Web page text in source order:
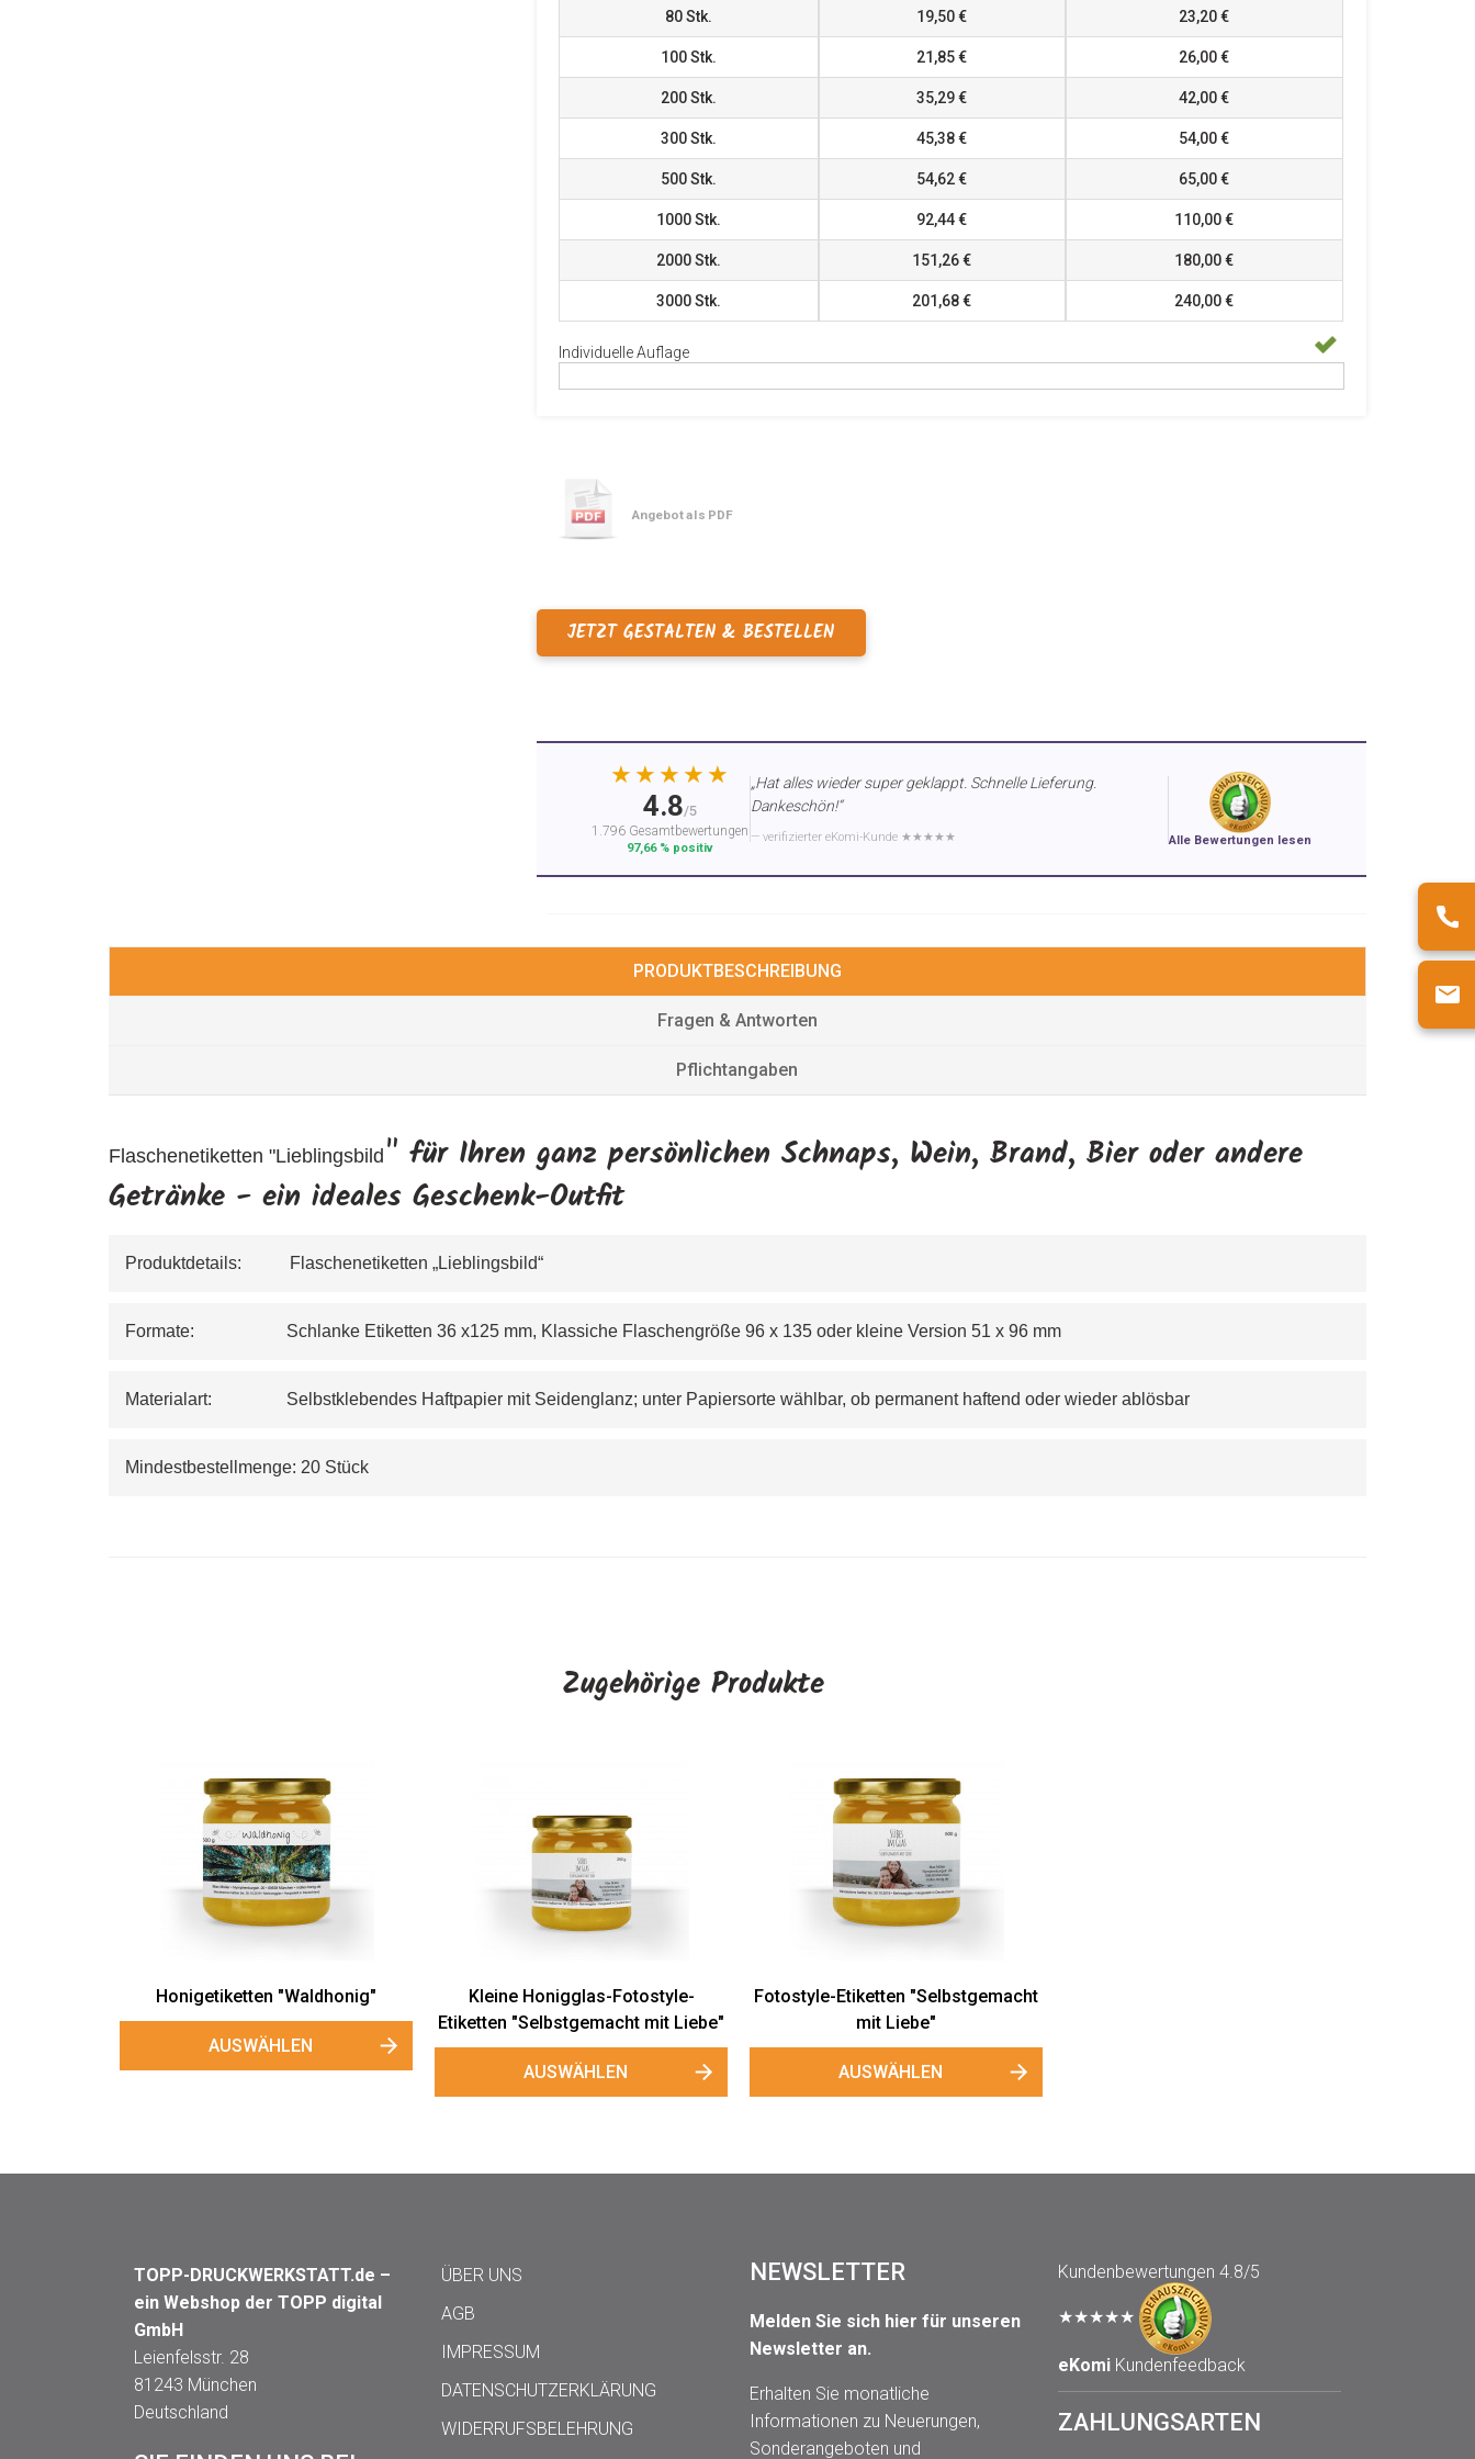
80Stk. 19,50 € 23,20 €
100Stk. 21,85 € 26,00 €
200Stk. 35,29 € 42,00 €
300Stk. 45,38 € 54,00 €
500Stk. 54,62 € 65,00 €
1000Stk. 92,44 € 110,00 €
2000Stk. 151,26 € 180,00 €
3000Stk. 201,68 € 240,00 €
Individuelle Auflage
Angebot als PDF
JETZT GESTALTEN & BESTELLEN
★★★★★
4.8/5
1.796 Gesamtbewertungen
97,66 % positiv
„Hat alles wieder super geklappt. Schnelle Lieferung.
Dankeschön!“
— verifizierter eKomi-Kunde ★★★★★ Alle Bewertungen lesen
PRODUKTBESCHREIBUNG
Fragen & Antworten
Pflichtangaben
Flaschenetiketten "Lieblingsbild " für Ihren ganz persönlichen Schnaps, Wein, Brand, Bier oder andere
Getränke - ein ideales Geschenk-Outfit
Produktdetails:           Flaschenetiketten „Lieblingsbild“
Formate:                     Schlanke Etiketten 36 x125 mm, Klassiche Flaschengröße 96 x 135 oder kleine Version 51 x 96 mm
Materialart:                 Selbstklebendes Haftpapier mit Seidenglanz; unter Papiersorte wählbar, ob permanent haftend oder wieder ablösbar
Mindestbestellmenge: 20 Stück
Zugehörige Produkte
Honigetiketten "Waldhonig"
AUSWÄHLEN
Kleine Honigglas-Fotostyle-
Etiketten "Selbstgemacht mit Liebe"
AUSWÄHLEN
Fotostyle-Etiketten "Selbstgemacht
mit Liebe"
AUSWÄHLEN
TOPP-DRUCKWERKSTATT.de –
ein Webshop der TOPP digital
GmbH
Leienfelsstr. 28
81243 München
Deutschland
ÜBER UNS
AGB
IMPRESSUM
DATENSCHUTZERKLÄRUNG
WIDERRUFSBELEHRUNG
NEWSLETTER
Melden Sie sich hier für unseren
Newsletter an.
Erhalten Sie monatliche
Informationen zu Neuerungen,
Sonderangeboten und
Kundenbewertungen 4.8/5
★★★★★
eKomiKundenfeedback
ZAHLUNGSARTEN